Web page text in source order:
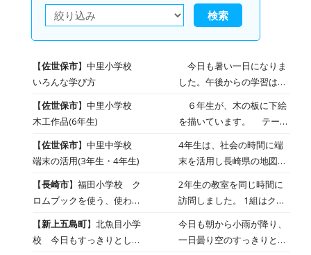
検索
【佐世保市】中里小学校
いろんな学び方
今日も暑い一日になりま
した。午後からの学習は特
心配しましたが、それぞれ
学習の仕方を工夫して楽し
く学んでいます。 元気い
っぱい歌っているクラス、
社会での学びをクイズにし
てプレゼンを作成している
クラス、グループでの話し
合いをしているクラス。意
欲をもって学習している中
【佐世保市】中里小学校
木工作品(6年生)
６年生が、木の板に下絵
を描いています。 テープ
思い思いのデザインを考え
ていました。
【佐世保市】中里中学校
端末の活用(3年生・4年生)
4年生は、社会の時間に端
末を活用し長崎県の地図か
した。 3年生は、理科の
時間に生き物探しをして、
見つけた生き物を画像にと
り、紹介するそうです。
【長崎市】福田小学校 ク
ロムブックを使う、使わな
い授業
2年生の教室を同じ時間に
訪問しました。 1組はクロ
おさらいをしていました。
一人一人取り組んでいる問
【新上五島町】北魚目小学
校 今日もすっきりとしな
今日も朝から小雨が降り、
一日曇り空のすっきりとし